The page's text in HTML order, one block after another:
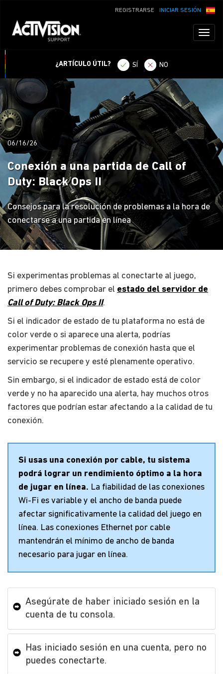
INICIAR SESIÓN
REGISTRARSE
¿ARTÍCULO ÚTIL? SÍ NO
06/16/26
Conexión a una partida de Call of
Duty: Black Ops II
Consejos para la resolución de problemas a la hora de
conectarse a una partida en línea
Si experimentas problemas al conectarte al juego,
primero debes comprobar el estado del servidor de
Call of Duty: Black Ops II.
Si el indicador de estado de tu plataforma no está de
color verde o si aparece una alerta, podrías
experimentar problemas de conexión hasta que el
servicio se recupere y esté plenamente operativo.
Sin embargo, si el indicador de estado está de color
verde y no ha aparecido una alerta, hay muchos otros
factores que podrían estar afectando a la calidad de tu
conexión.
Si usas una conexión por cable, tu sistema
podrá lograr un rendimiento óptimo a la hora
de jugar en línea. La fiabilidad de las conexiones
Wi-Fi es variable y el ancho de banda puede
afectar significativamente la calidad del juego en
línea. Las conexiones Ethernet por cable
mantendrán el mínimo de ancho de banda
necesario para jugar en línea.
Asegúrate de haber iniciado sesión en la
cuenta de tu consola.
Has iniciado sesión en una cuenta, pero no
puedes conectarte.